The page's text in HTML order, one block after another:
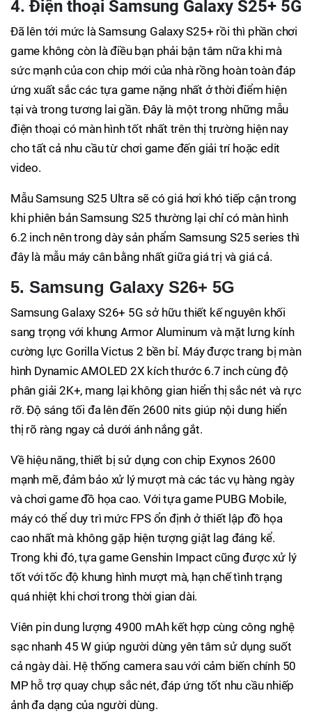
4. Điện thoại Samsung Galaxy S25+ 5G
Đã lên tới mức là Samsung Galaxy S25+ rồi thì phần chơi
game không còn là điều bạn phải bận tâm nữa khi mà
sức mạnh của con chip mới của nhà rồng hoàn toàn đáp
ứng xuất sắc các tựa game nặng nhất ở thời điểm hiện
tại và trong tương lai gần. Đây là một trong những mẫu
điện thoại có màn hình tốt nhất trên thị trường hiện nay
cho tất cả nhu cầu từ chơi game đến giải trí hoặc edit
video.
Mẫu Samsung S25 Ultra sẽ có giá hơi khó tiếp cận trong
khi phiên bản Samsung S25 thường lại chỉ có màn hình
6.2 inch nên trong dày sản phẩm Samsung S25 series thì
đây là mẫu máy cân bằng nhất giữa giá trị và giá cả.
5. Samsung Galaxy S26+ 5G
Samsung Galaxy S26+ 5G sở hữu thiết kế nguyên khối
sang trọng với khung Armor Aluminum và mặt lưng kính
cường lực Gorilla Victus 2 bền bỉ. Máy được trang bị màn
hình Dynamic AMOLED 2X kích thước 6.7 inch cùng độ
phân giải 2K+, mang lại không gian hiển thị sắc nét và rực
rỡ. Độ sáng tối đa lên đến 2600 nits giúp nội dung hiển
thị rõ ràng ngay cả dưới ánh nắng gắt.
Về hiệu năng, thiết bị sử dụng con chip Exynos 2600
mạnh mẽ, đảm bảo xử lý mượt mà các tác vụ hàng ngày
và chơi game đồ họa cao. Với tựa game PUBG Mobile,
máy có thể duy trì mức FPS ổn định ở thiết lập đồ họa
cao nhất mà không gặp hiện tượng giật lag đáng kể.
Trong khi đó, tựa game Genshin Impact cũng được xử lý
tốt với tốc độ khung hình mượt mà, hạn chế tình trạng
quá nhiệt khi chơi trong thời gian dài.
Viên pin dung lượng 4900 mAh kết hợp cùng công nghệ
sạc nhanh 45 W giúp người dùng yên tâm sử dụng suốt
cả ngày dài. Hệ thống camera sau với cảm biến chính 50
MP hỗ trợ quay chụp sắc nét, đáp ứng tốt nhu cầu nhiếp
ảnh đa dạng của người dùng.